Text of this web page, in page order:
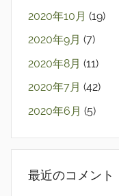
2020年10月 (19)
2020年9月 (7)
2020年8月 (11)
2020年7月 (42)
2020年6月 (5)
最近のコメント